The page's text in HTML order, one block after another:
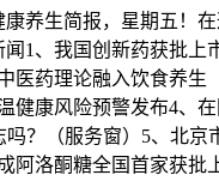
康养生简报，星期五！
1、我国创新药获批上
医药理论融入饮食养生
健康风险预警发布4、
吗？（服务窗）5、北京
阿洛酮糖全国首家获批